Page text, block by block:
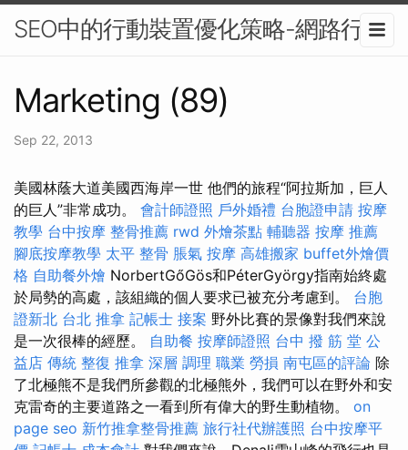
SEO中的行動裝置優化策略-網路行銷
Marketing (89)
Sep 22, 2013
美國林蔭大道美國西海岸一世 他們的旅程“阿拉斯加，巨人
的巨人”非常成功。 會計師證照 戶外婚禮 台胞證申請 按摩
教學 台中按摩 整骨推薦 rwd 外燴茶點 輔聽器 按摩 推薦
腳底按摩教學 太平 整骨 脹氣 按摩 高雄搬家 buffet外燴價
格 自助餐外燴 NorbertGőGös和PéterGyörgy指南始終處
於局勢的高處，該組織的個人要求已被充分考慮到。 台胞
證新北 台北 推拿 記帳士 接案 野外比賽的景像對我們來說
是一次很棒的經歷。 自助餐 按摩師證照 台中 撥 筋 堂 公
益店 傳統 整復 推拿 深層 調理 職業 勞損 南屯區的評論 除
了北極熊不是我們所參觀的北極熊外，我們可以在野外和安
克雷奇的主要道路之一看到所有偉大的野生動植物。 on
page seo 新竹推拿整骨推薦 旅行社代辦護照 台中按摩平